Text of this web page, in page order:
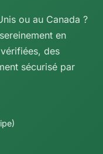
ou au Canada ?
en
des
sécurisé par